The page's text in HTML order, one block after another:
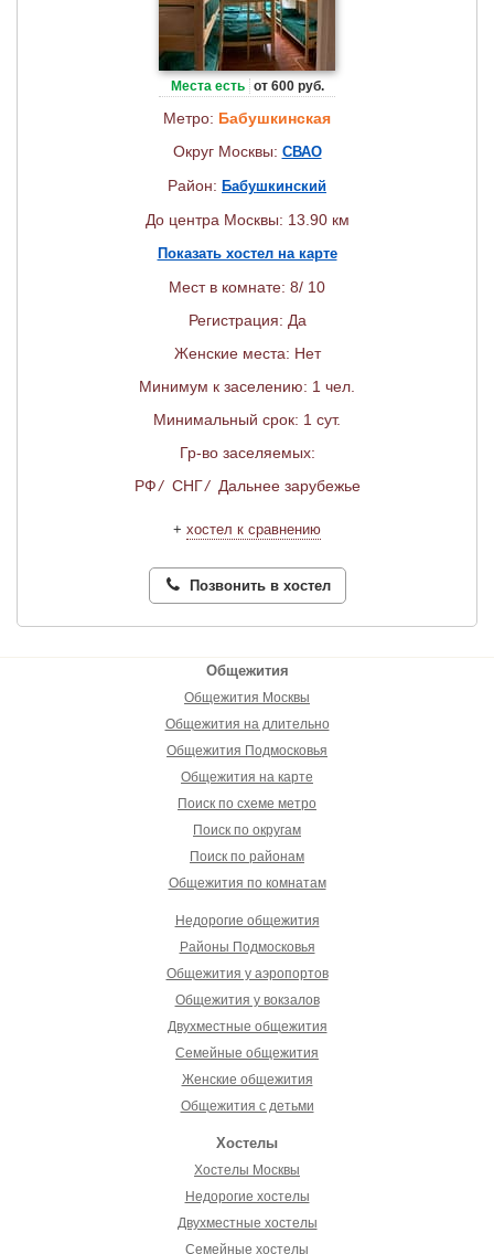
Места есть от 600 руб.
Метро: Бабушкинская
Округ Москвы: СВАО
Район: Бабушкинский
До центра Москвы: 13.90 км
Показать хостел на карте
Мест в комнате: 8/ 10
Регистрация: Да
Женские места: Нет
Минимум к заселению: 1 чел.
Минимальный срок: 1 сут.
Гр-во заселяемых:
РФ/ СНГ/ Дальнее зарубежье
+ хостел к сравнению
Позвонить в хостел
Общежития
Общежития Москвы
Общежития на длительно
Общежития Подмосковья
Общежития на карте
Поиск по схеме метро
Поиск по округам
Поиск по районам
Общежития по комнатам
Недорогие общежития
Районы Подмосковья
Общежития у аэропортов
Общежития у вокзалов
Двухместные общежития
Семейные общежития
Женские общежития
Общежития с детьми
Хостелы
Хостелы Москвы
Недорогие хостелы
Двухместные хостелы
Семейные хостелы